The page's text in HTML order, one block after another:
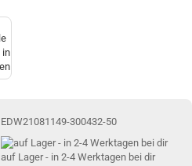
EDW21081149-300432-50
auf Lager - in 2-4 Werktagen bei dir